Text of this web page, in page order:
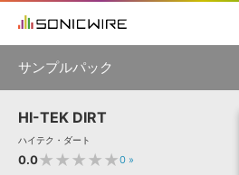
ソフト音源 »
初音ミク NT
KAITO V3
VIENNA
EZ DRUMMER 3
サンプルパック
製品一覧
HI-TEK DIRT
ハイテク・ダート
0.0★★★★★0 »